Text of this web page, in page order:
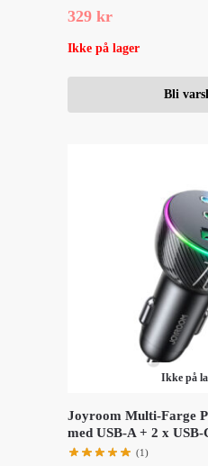
329 kr
Ikke på lager
Bli
Ikke på
Joyroom Multi-Farge
med USB-A + 2 x
(1)